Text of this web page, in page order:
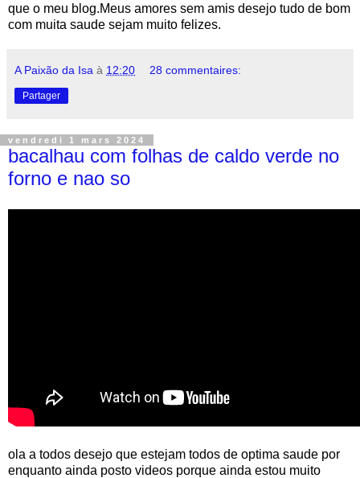
que o meu blog.Meus amores sem amis desejo tudo de bom
com muita saude sejam muito felizes.
A Paixão da Isa à 12:20 28 commentaires:
Partager
vendredi 1 mars 2024
bacalhau com folhas de caldo verde no
forno e nao so
ola a todos desejo que estejam todos de optima saude por
enquanto ainda posto videos porque ainda estou muito